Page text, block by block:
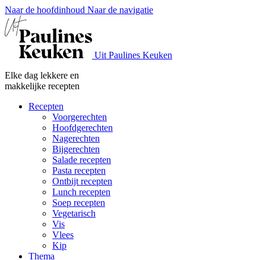
Naar de hoofdinhoud Naar de navigatie
Uit Paulines Keuken
Elke dag lekkere en
makkelijke recepten
Recepten
Voorgerechten
Hoofdgerechten
Nagerechten
Bijgerechten
Salade recepten
Pasta recepten
Ontbijt recepten
Lunch recepten
Soep recepten
Vegetarisch
Vis
Vlees
Kip
Thema